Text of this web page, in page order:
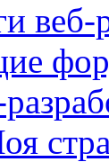
веб-